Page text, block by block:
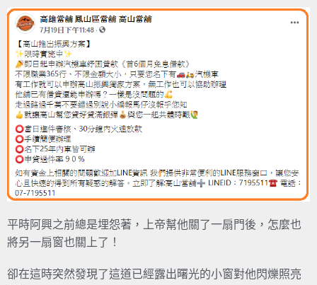
平時阿興之前總是埋怨著，上帝幫他關了一扇門後，怎麼也
將另一扇窗也關上了！
卻在這時突然發現了這道已經露出曙光的小窗對他閃爍照亮